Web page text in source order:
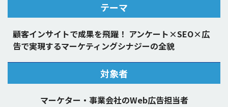
テーマ
顧客インサイトで成果を飛躍！ アンケート×SEO×広
告で実現するマーケティングシナジーの全貌
対象者
マーケター・事業会社のWeb広告担当者